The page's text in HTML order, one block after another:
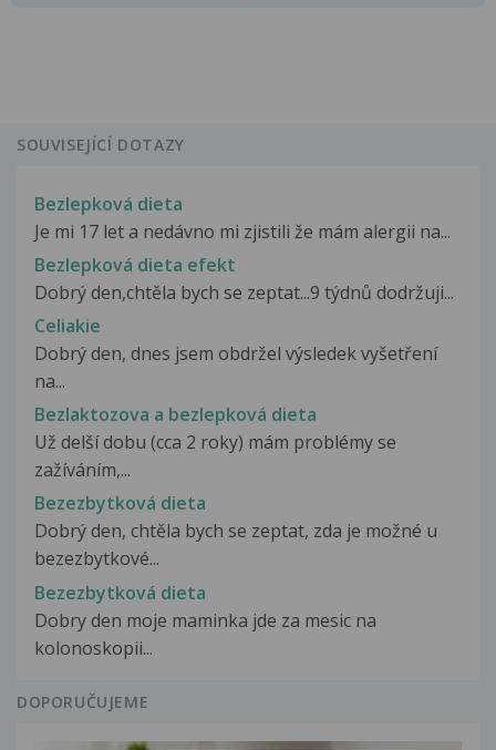
SOUVISEJÍCÍ DOTAZY
Bezlepková dieta
Je mi 17 let a nedávno mi zjistili že mám alergii na...
Bezlepková dieta efekt
Dobrý den,chtěla bych se zeptat...9 týdnů dodržuji...
Celiakie
Dobrý den, dnes jsem obdržel výsledek vyšetření
na...
Bezlaktozova a bezlepková dieta
Už delší dobu (cca 2 roky) mám problémy se
zažíváním,...
Bezezbytková dieta
Dobrý den, chtěla bych se zeptat, zda je možné u
bezezbytkové...
Bezezbytková dieta
Dobry den moje maminka jde za mesic na
kolonoskopii...
DOPORUČUJEME